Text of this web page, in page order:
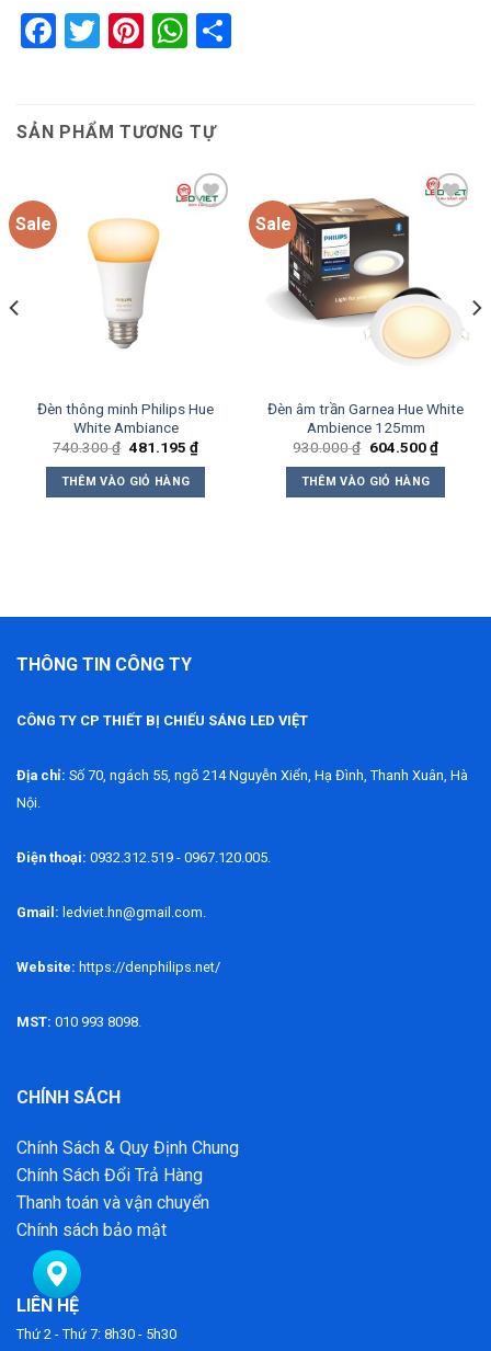
Facebook
Twitter
Pinterest
WhatsApp
SẢN PHẨM TƯƠNG TỰ
Sale
Đèn thông minh Philips Hue
White Ambiance
740.300₫ Giá
là:
740.300 ₫.
481.195 ₫Giá
hiện
481.195 ₫.
THÊM VÀO GIỎ HÀNG
Sale
Đèn âm trần Garnea Hue White
Ambience 125mm
930.000₫ Giá
là:
930.000 ₫.
604.500₫Giá
hiện
THÊM VÀO GIỎ HÀNG
THÔNG TIN CÔNG TY
CÔNG TY CP THIẾT BỊ CHIẾU SÁNG LED VIỆT
Địa chỉ: Số 70, ngách 55, ngõ 214 Nguyễn Xiển, Hạ Đình, Thanh Xuân, Hà
Nội.
Điện thoại: 0932.312.519 - 0967.120.005.
Gmail: ledviet.hn@gmail.com.
Website: https://denphilips.net/
MST: 010 993 8098.
CHÍNH SÁCH
Chính Sách & Quy Định Chung
Chính Sách Đổi Trả Hàng
Thanh toán và vận chuyển
Chính sách bảo mật
LIÊN HỆ
Thứ 2 - Thứ 7: 8h30 - 5h30